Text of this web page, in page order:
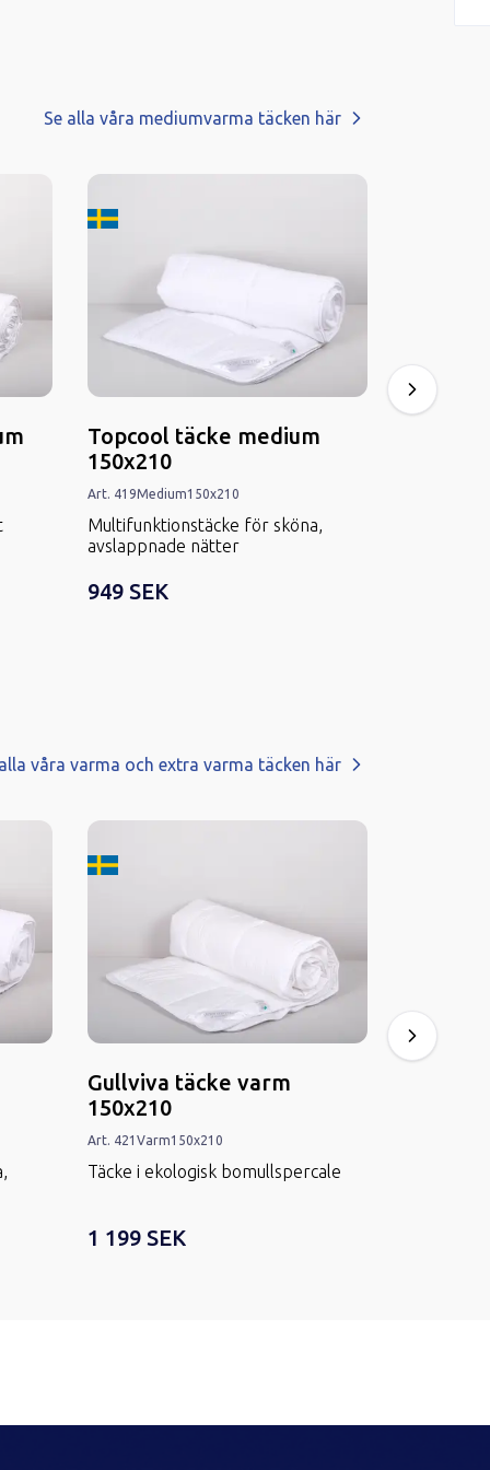
Se alla våra mediumvarma täcken här
Tillverkard i Sverige
Topcool täcke medium
150x210
Art. 419Medium150x210
Multifunktionstäcke för sköna,
avslappnade nätter
949 SEK
våra varma och extra varma täcken här
Tillverkard i Sverige
Gullviva täcke varm
150x210
Art. 421 Varm150x210
Täcke i ekologisk bomullspercale
1 199 SEK